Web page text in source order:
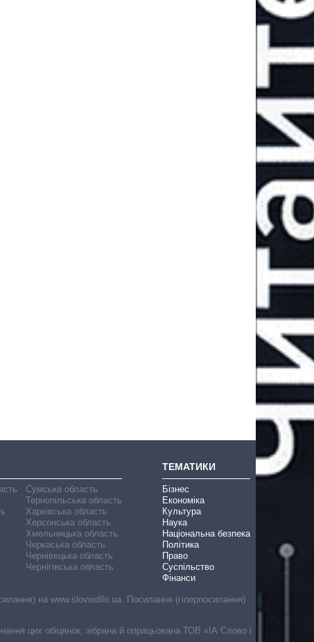
Сумська область
Тернопільська область
Харківська область
Херсонська область
Хмельницька область
Черкаська область
Чернівецька область
Чернігівська область
ТЕМАТИКИ
Бізнес
Економіка
Культура
Наука
Національна безпека
Політика
Право
Суспільство
Фінанси
на www.slovoidilo.ua. Посилання (гіперпосилання)
цих обіцянок, зібрана й опрацьована ТОВ «ІА Слово і